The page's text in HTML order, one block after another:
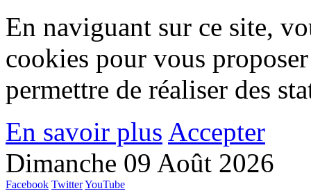
En naviguant sur ce site,
cookies pour vous
permettre de réaliser des
En savoir plus Accepter
Dimanche 09 Août 2026
Facebook TwitterYouTube